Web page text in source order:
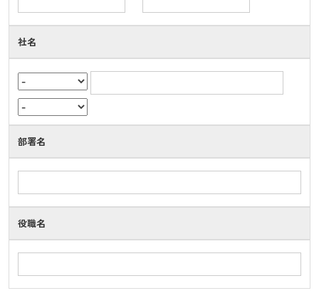
社名
部署名
役職名